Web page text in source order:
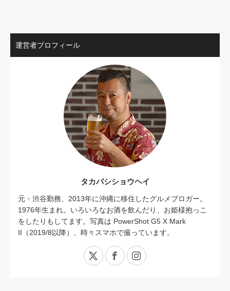
運営者プロフィール
タカバシショウヘイ
元・渋谷勤務、2013年に沖縄に移住したグルメブロガー。
1976年生まれ。いろいろなお酒を飲んだり、お姫様抱っこ
をしたりもしてます。写真は PowerShot G5 X Mark
II（2019/8以降）、時々スマホで撮っています。
X FacebookInstagram